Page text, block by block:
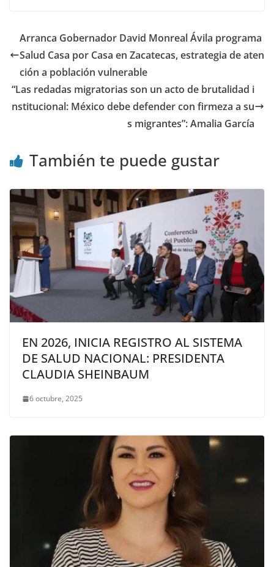
Arranca Gobernador David Monreal Ávila programa
Salud Casa por Casa en Zacatecas, estrategia de aten
ción a población vulnerable
“Las redadas migratorias son un acto de brutalidad i
nstitucional: México debe defender con firmeza a su
s migrantes”: Amalia García
También te puede gustar
EN 2026, INICIA REGISTRO AL SISTEMA
DE SALUD NACIONAL: PRESIDENTA
CLAUDIA SHEINBAUM
6 octubre, 2025